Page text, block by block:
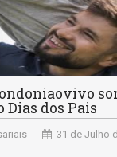
Dias dos Pais
31 de Julho